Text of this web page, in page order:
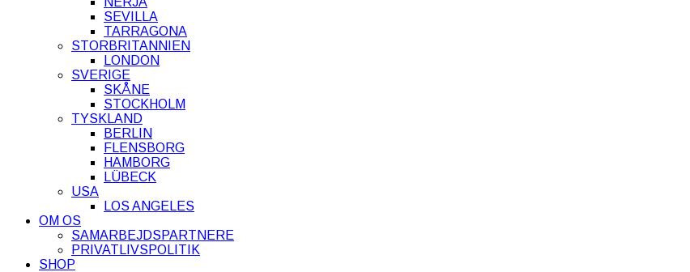
SEVILLA
TARRAGONA
STORBRITANNIEN
LONDON
SVERIGE
SKÅNE
STOCKHOLM
TYSKLAND
BERLIN
FLENSBORG
HAMBORG
LÜBECK
USA
LOS ANGELES
OM OS
SAMARBEJDSPARTNERE
PRIVATLIVSPOLITIK
SHOP